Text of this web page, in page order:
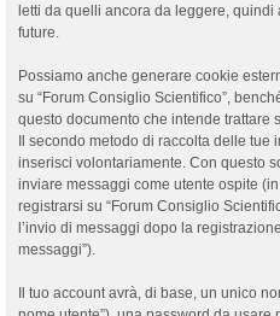
letti da quelli ancora da leggere,
future.
Possiamo anche generare cookie
su “Forum Consiglio Scientifico”,
questo documento che intende trattare
Il secondo metodo di raccolta delle
inserisci volontariamente. Con questo
inviare messaggi come utente ospite
registrarsi su “Forum Consiglio
l’invio di messaggi dopo la
messaggi”).
Il tuo account avrà, di base, un unico